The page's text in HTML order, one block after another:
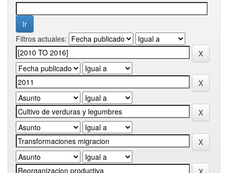
Filtros actuales: